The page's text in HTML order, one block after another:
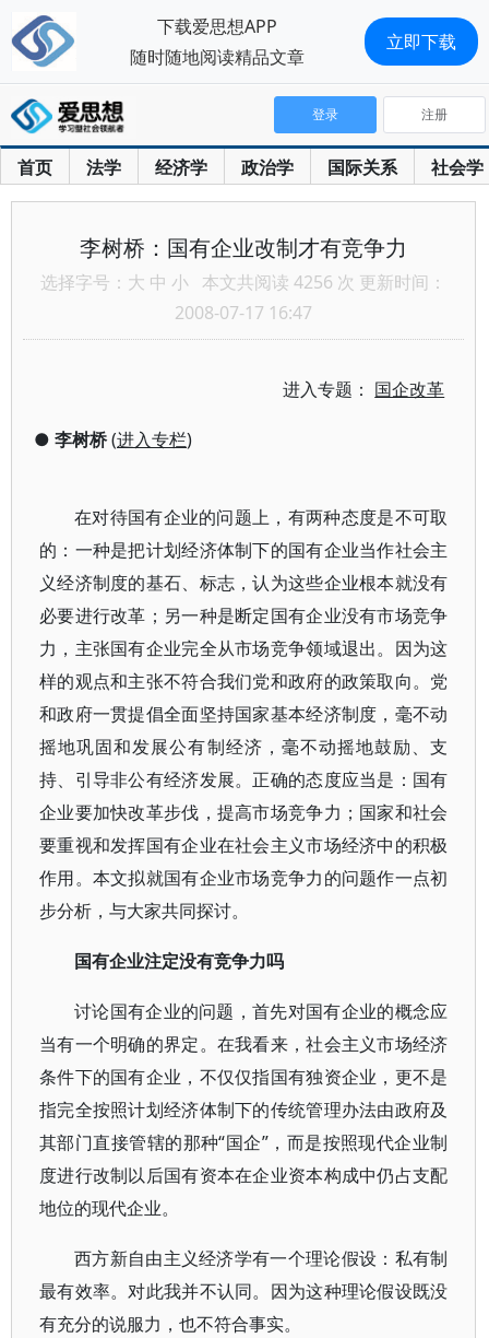
首页 法学 经济学 政治学 国际关系 社会学
登录 注册
李树桥：国有企业改制才有竞争力
选择字号： 大 中 小 本文共阅读 4256 次 更新时间：
2008-07-17 16:47
进入专题： 国企改革
● 李树桥(进入专栏)
在对待国有企业的问题上，有两种态度是不可取
的：一种是把计划经济体制下的国有企业当作社会主
义经济制度的基石、标志，认为这些企业根本就没有
必要进行改革；另一种是断定国有企业没有市场竞争
力，主张国有企业完全从市场竞争领域退出。因为这
样的观点和主张不符合我们党和政府的政策取向。党
和政府一贯提倡全面坚持国家基本经济制度，毫不动
摇地巩固和发展公有制经济，毫不动摇地鼓励、支
持、引导非公有经济发展。正确的态度应当是：国有
企业要加快改革步伐，提高市场竞争力；国家和社会
要重视和发挥国有企业在社会主义市场经济中的积极
作用。本文拟就国有企业市场竞争力的问题作一点初
步分析，与大家共同探讨。
国有企业注定没有竞争力吗
讨论国有企业的问题，首先对国有企业的概念应
当有一个明确的界定。在我看来，社会主义市场经济
条件下的国有企业，不仅仅指国有独资企业，更不是
指完全按照计划经济体制下的传统管理办法由政府及
其部门直接管辖的那种“国企”，而是按照现代企业制
度进行改制以后国有资本在企业资本构成中仍占支配
地位的现代企业。
西方新自由主义经济学有一个理论假设：私有制
最有效率。对此我并不认同。因为这种理论假设既没
有充分的说服力，也不符合事实。
下载爱思想APP
随时随地阅读精品文章
立即下载